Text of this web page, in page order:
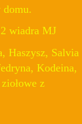
wiadra MJ
Haszysz, Salvia
Kodeina,
z